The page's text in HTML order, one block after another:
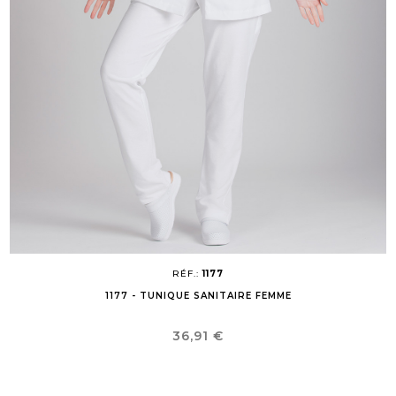
RÉF.:1177
1177 - TUNIQUE SANITAIRE FEMME
Prix
36,91 €